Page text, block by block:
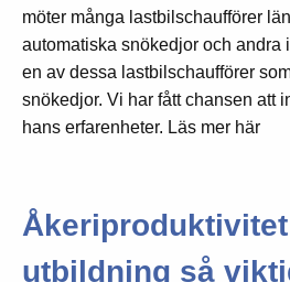
möter många lastbilschaufförer
automatiska snökedjor och andra
en av dessa lastbilschaufförer
snökedjor. Vi har fått chansen att
hans erfarenheter. Läs mer här
utbildning så